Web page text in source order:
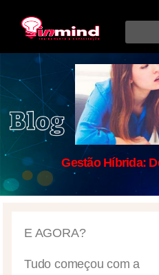
Gestão Híbrida:
E AGORA?
Tudo começou com a